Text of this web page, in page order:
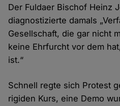
Der Fuldaer Bischof Heinz
diagnostizierte damals
Gesellschaft, die gar nicht
keine Ehrfurcht vor dem
ist.“
Schnell regte sich Protest
rigiden Kurs, eine Demo